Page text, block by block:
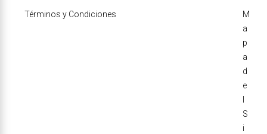
Términos y Condiciones
M
a
p
a
d
e
S
i